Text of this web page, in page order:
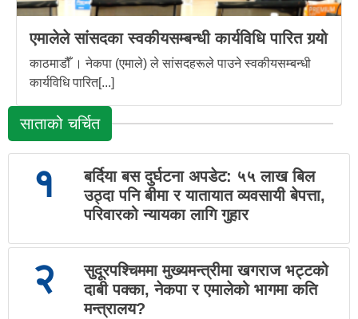
एमालेले सांसदका स्वकीयसम्बन्धी कार्यविधि पारित गर्‍यो
काठमाडौँ । नेकपा (एमाले) ले सांसदहरूले पाउने स्वकीयसम्बन्धी
कार्यविधि पारित[...]
साताको चर्चित
१
बर्दिया बस दुर्घटना अपडेट: ५५ लाख बिल
उठ्दा पनि बीमा र यातायात व्यवसायी बेपत्ता,
परिवारको न्यायका लागि गुहार
२
सुदूरपश्चिममा मुख्यमन्त्रीमा खगराज भट्टको
दाबी पक्का, नेकपा र एमालेको भागमा कति
मन्त्रालय?